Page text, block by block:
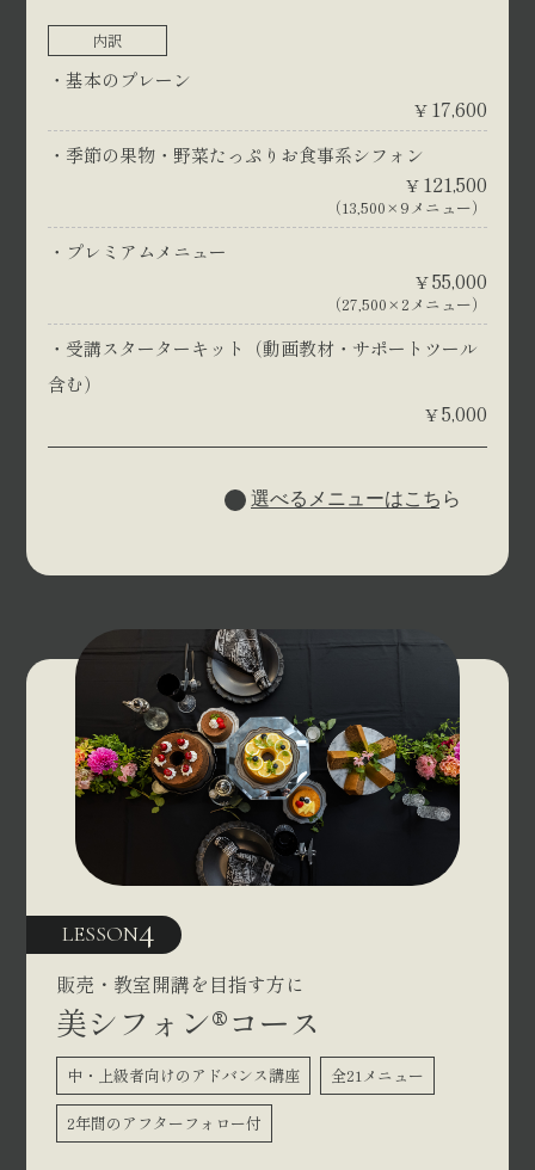
内訳
基本のプレーン
¥ 17,600
季節の果物・野菜たっぷりお食事系シフォン
¥ 121,500
（13,500×9メニュー）
プレミアムメニュー
¥55,000
（27,500×2メニュー）
受講スターターキット（動画教材・サポートツール
含む）
¥5,000
選べるメニューはこちら
LESSON4
販売・教室開講を目指す方に
美シフォン®コース
中・上級者向けのアドバンス講座 全21メニュー
2年間のアフターフォロー付